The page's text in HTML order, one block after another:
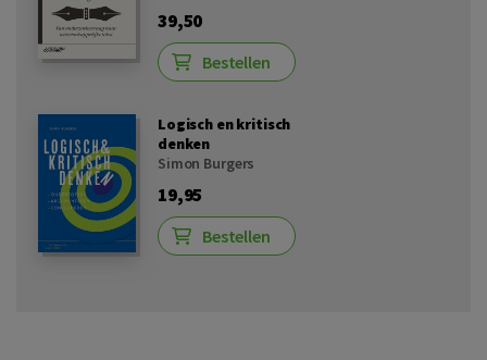
39,50
Bestellen
Logisch en kritisch
denken
Simon Burgers
19,95
Bestellen